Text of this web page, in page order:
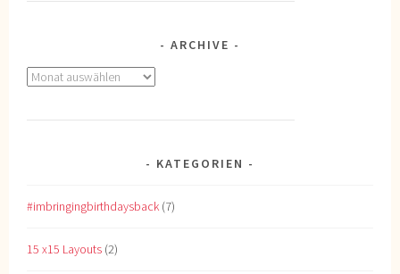
ARCHIVE
Archive
KATEGORIEN
#imbringingbirthdaysback (7)
15 x15 Layouts (2)